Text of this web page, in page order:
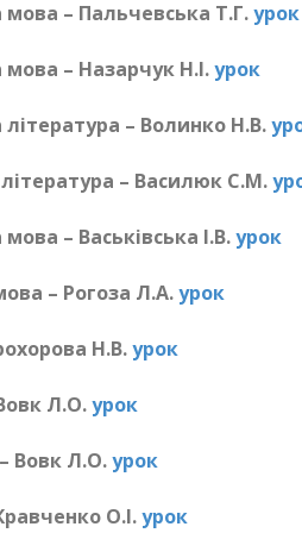
мова – Пальчевська Т.Г.урок
мова – Назарчук Н.І.урок
література – Волинко Н.В.
– Василюк С.М.
– Васьківська І.В.урок
– Рогоза Л.А.урок
Н.В.урок
Л.О.урок
Вовк Л.О.урок
О.І.урок